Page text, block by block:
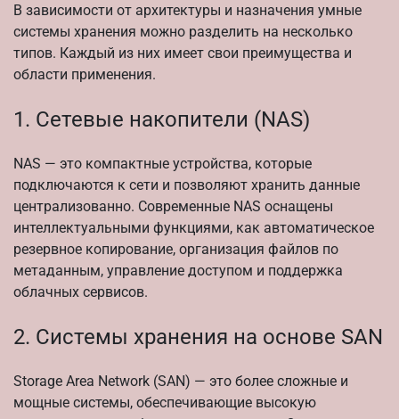
В зависимости от архитектуры и назначения умные
системы хранения можно разделить на несколько
типов. Каждый из них имеет свои преимущества и
области применения.
1. Сетевые накопители (NAS)
NAS — это компактные устройства, которые
подключаются к сети и позволяют хранить данные
централизованно. Современные NAS оснащены
интеллектуальными функциями, как автоматическое
резервное копирование, организация файлов по
метаданным, управление доступом и поддержка
облачных сервисов.
2. Системы хранения на основе SAN
Storage Area Network (SAN) — это более сложные и
мощные системы, обеспечивающие высокую